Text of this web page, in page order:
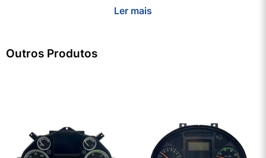
Ler mais
Outros Produtos